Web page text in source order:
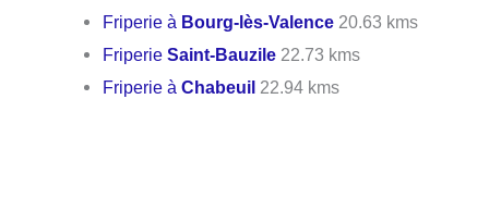
Friperie à Bourg-lès-Valence 20.63 kms
FriperieSaint-Bauzile 22.73 kms
Friperie àChabeuil 22.94 kms